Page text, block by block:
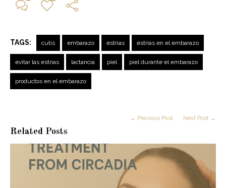
TAGS: cutis embarazo estrias estrias en el embarazo
evitar las estrias lactancia piel piel durante el embarazo
productos en el embarazo
Related Posts
← Previous Post Next Post →